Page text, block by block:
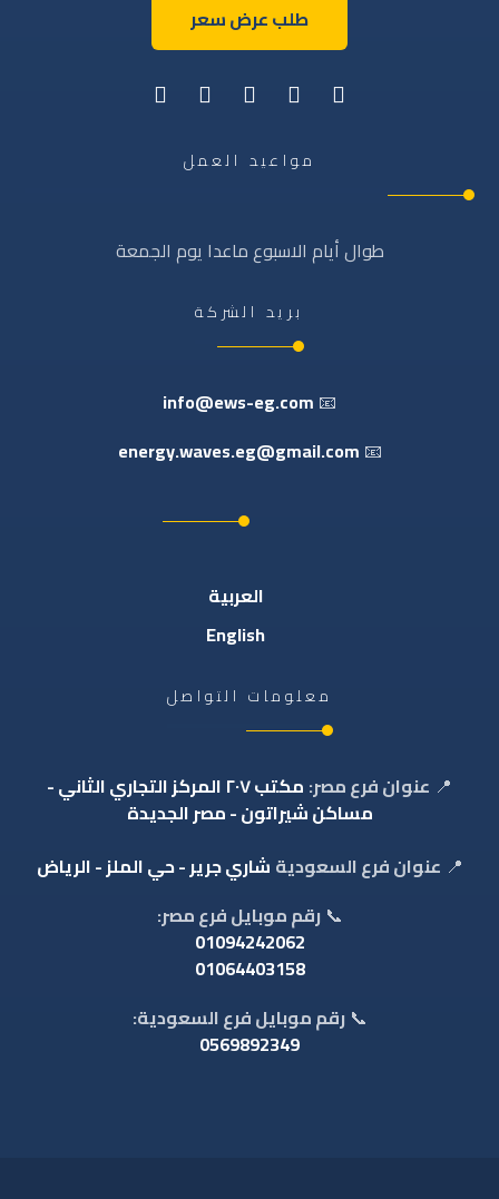
طلب عرض سعر
مواعيد العمل
طوال أيام الاسبوع ماعدا يوم الجمعة
بريد الشركة
📧
info@ews-eg.com
📧
energy.waves.eg@gmail.com
العربية
English
معلومات التواصل
📍 عنوان فرع مصر:
مكتب ٢٠٧ المركز التجاري الثاني -
مساكن شيراتون - مصر الجديدة
📍 عنوان فرع السعودية شاري جرير - حي الملز - الرياض
📞 رقم موبايل فرع مصر:
01094242062
01064403158
📞 رقم موبايل فرع السعودية:
0569892349